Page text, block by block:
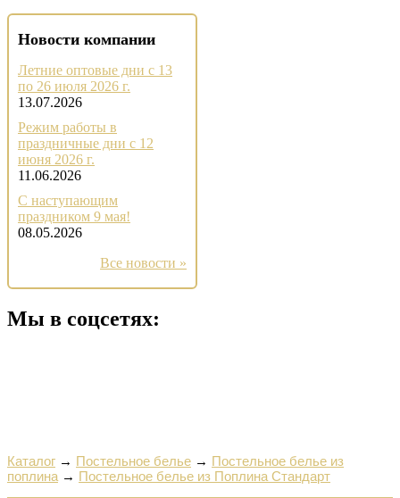
Новости компании
Летние оптовые дни с 13
по 26 июля 2026 г.
13.07.2026
Режим работы в
праздничные дни с 12
июня 2026 г.
11.06.2026
С наступающим
праздником 9 мая!
08.05.2026
Все новости »
Мы в соцсетях:
Каталог → Постельное белье → Постельное белье из
поплина → Постельное белье из Поплина Стандарт